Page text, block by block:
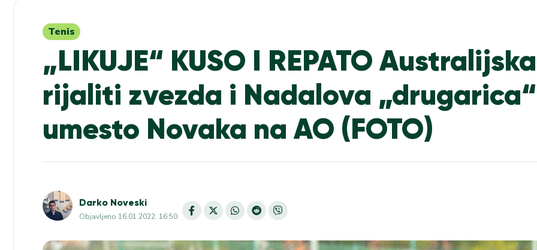
Tenis
„LIKUJE“ KUSO I REPATO Australijska
rijaliti zvezda i Nadalova
umesto Novaka na AO (FOTO)
Darko Noveski
Objavljeno 16.01.2022. 16:50